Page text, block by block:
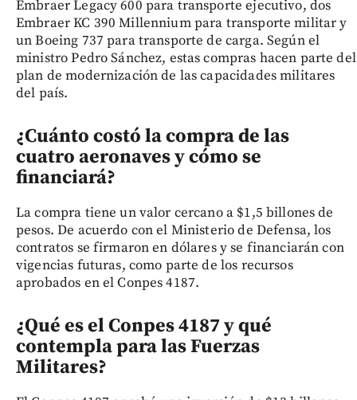
Embraer Legacy 600 para transporte ejecutivo, dos
Embraer KC 390 Millennium para transporte militar y
un Boeing 737 para transporte de carga. Según el
ministro Pedro Sánchez, estas compras hacen parte del
plan de modernización de las capacidades militares
del país.
¿Cuánto costó la compra de las
cuatro aeronaves y cómo se
financiará?
La compra tiene un valor cercano a $1,5 billones de
pesos. De acuerdo con el Ministerio de Defensa, los
contratos se firmaron en dólares y se financiarán con
vigencias futuras, como parte de los recursos
aprobados en el Conpes 4187.
¿Qué es el Conpes 4187 y qué
contempla para las Fuerzas
Militares?